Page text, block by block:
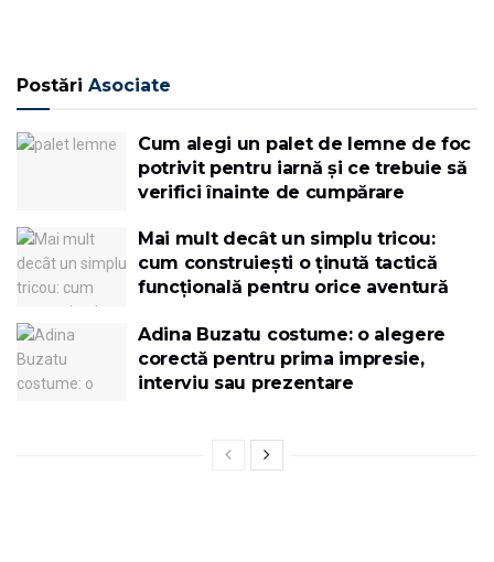
Postări Asociate
Cum alegi un palet de lemne de foc
potrivit pentru iarnă și ce trebuie să
verifici înainte de cumpărare
Mai mult decât un simplu tricou:
cum construiești o ținută tactică
funcțională pentru orice aventură
Adina Buzatu costume: o alegere
corectă pentru prima impresie,
interviu sau prezentare